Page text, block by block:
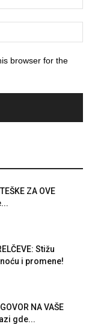
browser for the
ZA OVE
Stižu
i promene!
NA VAŠE
gde...